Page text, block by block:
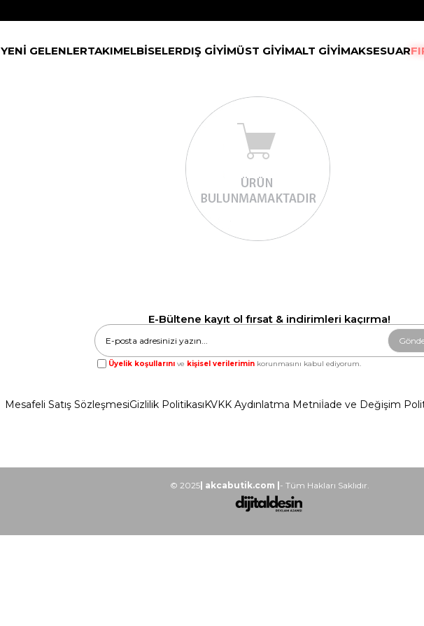
YENİ GELENLERTAKIMELBİSELERDIŞ GİYİMÜST GİYİMALT GİYİMAKSESUAR
E-Bültene kayıt ol fırsat & indirimleri kaçırma!
Üyelik koşullarını ve kişisel verilerimin korunmasını kabul ediyorum.
Mesafeli Satış SözleşmesiGizlilik PolitikasıKVKK Aydınlatma Metniİade ve Değişim
© 2025| akcabutik.com | - Tüm Hakları Saklıdır.